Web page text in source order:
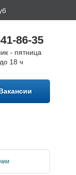
86-35
- пятница
18 ч